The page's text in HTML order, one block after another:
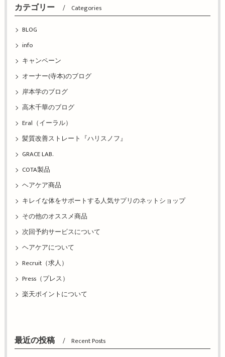
カテゴリー Categories
BLOG
info
キャンペーン
オーナー(寺本)のブログ
岸本学のブログ
高木千華のブログ
Eral（イーラル）
髪質改善ストレート『ハリスノフ』
GRACE LAB.
COTA製品
ヘアケア商品
キレイな体をサポートする人気サプリのネットショップ
その他のオススメ商品
次回予約サービスについて
ヘアケアについて
Recruit（求人）
Press（プレス）
楽天ポイントについて
最近の投稿 Recent Posts